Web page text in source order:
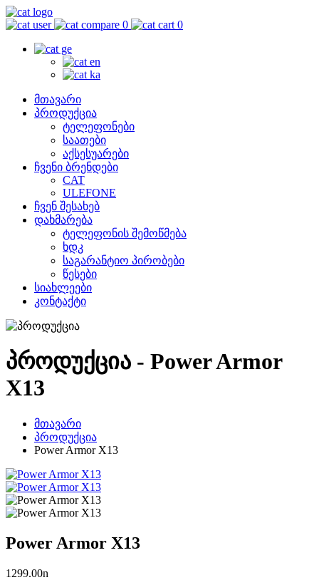
0 0
მთავარი
პროდუქცია
ტელეფონები
საათები
აქსესუარები
ჩვენი ბრენდები
CAT
ULEFONE
ჩვენ შესახებ
დახმარება
ტელეფონის შემოწმება
ხდკ
საგარანტიო პირობები
წესები
სიახლეები
კონტაქტი
პროდუქცია - Power Armor
X13
მთავარი
პროდუქცია
Power Armor X13
Power Armor X13
1299.00n